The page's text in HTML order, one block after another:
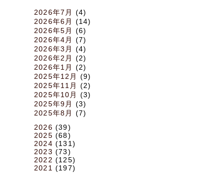
2026年7月
(4)
2026年6月
(14)
2026年5月
(6)
2026年4月
(7)
2026年3月
(4)
2026年2月
(2)
2026年1月
(2)
2025年12月
(9)
2025年11月
(2)
2025年10月
(3)
2025年9月
(3)
2025年8月
(7)
2026 (39)
2025 (68)
2024 (131)
2023 (73)
2022 (125)
2021 (197)